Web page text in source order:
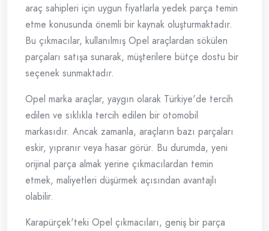
araç sahipleri için uygun fiyatlarla yedek parça temin
etme konusunda önemli bir kaynak oluşturmaktadır.
Bu çıkmacılar, kullanılmış Opel araçlardan sökülen
parçaları satışa sunarak, müşterilere bütçe dostu bir
seçenek sunmaktadır.
Opel marka araçlar, yaygın olarak Türkiye'de tercih
edilen ve sıklıkla tercih edilen bir otomobil
markasıdır. Ancak zamanla, araçların bazı parçaları
eskir, yıpranır veya hasar görür. Bu durumda, yeni
orijinal parça almak yerine çıkmacılardan temin
etmek, maliyetleri düşürmek açısından avantajlı
olabilir.
Karapürçek'teki Opel çıkmacıları, geniş bir parça